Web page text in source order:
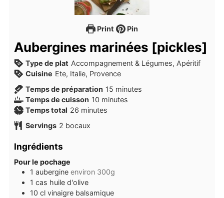
Print Pin
Aubergines marinées [pickles]
Type de plat Accompagnement & Légumes, Apéritif
Cuisine Ete, Italie, Provence
Temps de préparation 15 minutes
Temps de cuisson 10 minutes
Temps total 26 minutes
Servings 2 bocaux
Ingrédients
Pour le pochage
1 aubergine environ 300g
1 cas huile d'olive
10 cl vinaigre balsamique